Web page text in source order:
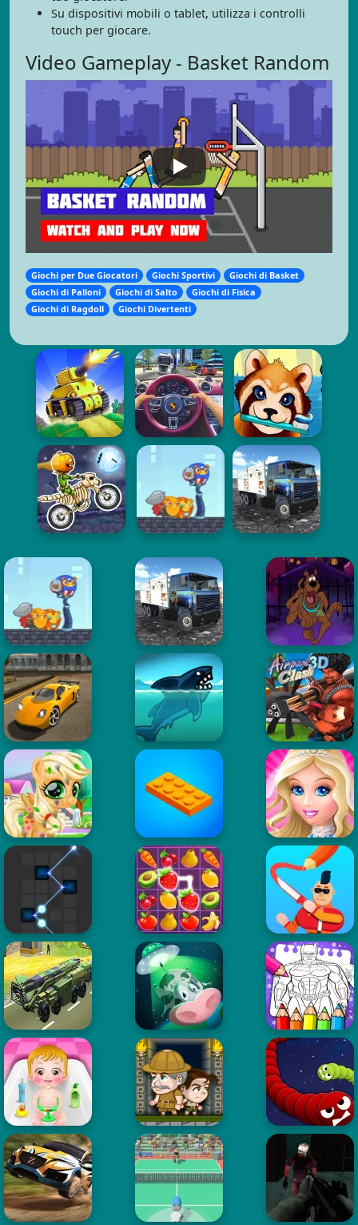
Su dispositivi mobili o tablet, utilizza i controlli
touch per giocare.
Video Gameplay - Basket Random
Giochi per Due Giocatori Giochi Sportivi
Giochi di Basket
Giochi di Palloni
Giochi di Salto
Giochi di Fisica
Giochi di Ragdoll
Giochi Divertenti